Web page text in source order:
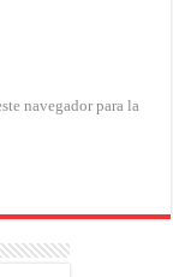
navegador para la